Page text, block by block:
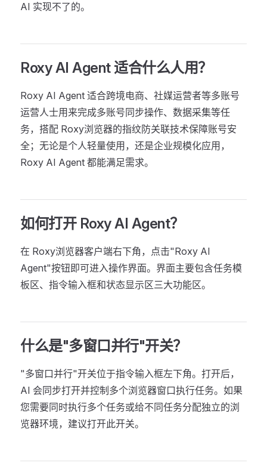
AI 实现不了的。
Roxy AI Agent 适合什么人用？
Roxy AI Agent 适合跨境电商、社媒运营者等多账号
运营人士用来完成多账号同步操作、数据采集等任
务，搭配 Roxy浏览器的指纹防关联技术保障账号安
全；无论是个人轻量使用，还是企业规模化应用，
Roxy AI Agent 都能满足需求。
如何打开 Roxy AI Agent？
在 Roxy浏览器客户端右下角，点击"Roxy AI
Agent"按钮即可进入操作界面。界面主要包含任务模
板区、指令输入框和状态显示区三大功能区。
什么是"多窗口并行"开关？
"多窗口并行"开关位于指令输入框左下角。打开后，
AI 会同步打开并控制多个浏览器窗口执行任务。如果
您需要同时执行多个任务或给不同任务分配独立的浏
览器环境，建议打开此开关。